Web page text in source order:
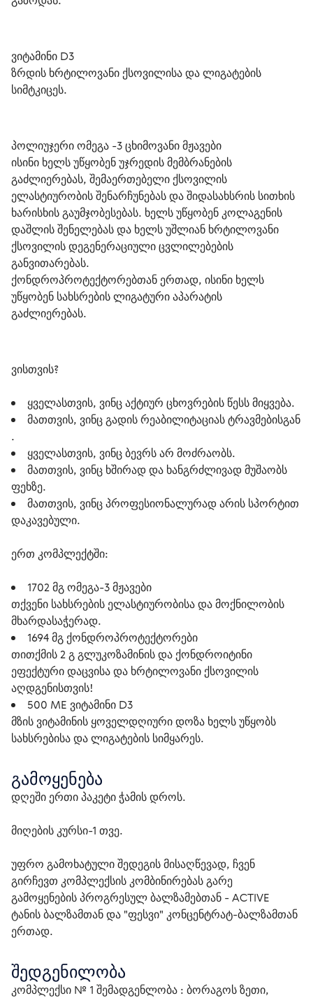
ვიტამინი D3
ზრდის ხრტილოვანი ქსოვილისა და ლიგატების
სიმტკიცეს.
პოლიუჯერი ომეგა -3 ცხიმოვანი მჟავები
ისინი ხელს უწყობენ უჯრედის მემბრანების
გაძლიერებას, შემაერთებელი ქსოვილის
ელასტიურობის შენარჩუნებას და შიდასახსრის სითხის
ხარისხის გაუმჯობესებას. ხელს უწყობენ კოლაგენის
დაშლის შენელებას და ხელს უშლიან ხრტილოვანი
ქსოვილის დეგენერაციული ცვლილებების
განვითარებას.
ქონდროპროტექტორებთან ერთად, ისინი ხელს
უწყობენ სახსრების ლიგატური აპარატის
გაძლიერებას.
ვისთვის?
ყველასთვის, ვინც აქტიურ ცხოვრების წესს მიყვება.
მათთვის, ვინც გადის რეაბილიტაციას ტრავმებისგან
.
ყველასთვის, ვინც ბევრს არ მოძრაობს.
მათთვის, ვინც ხშირად და ხანგრძლივად მუშაობს
ფეხზე.
მათთვის, ვინც პროფესიონალურად არის სპორტით
დაკავებული.
ერთ კომპლექტში:
1702 მგ ომეგა-3 მჟავები
თქვენი სახსრების ელასტიურობისა და მოქნილობის
მხარდასაჭერად.
1694 მგ ქონდროპროტექტორები
თითქმის 2 გ გლუკოზამინის და ქონდროიტინი
ეფექტური დაცვისა და ხრტილოვანი ქსოვილის
აღდგენისთვის!
500 ME ვიტამინი D3
მზის ვიტამინის ყოველდღიური დოზა ხელს უწყობს
სახსრებისა და ლიგატების სიმყარეს.
გამოყენება
დღეში ერთი პაკეტი ჭამის დროს.
მიღების კურსი-1 თვე.
უფრო გამოხატული შედეგის მისაღწევად, ჩვენ
გირჩევთ კომპლექსის კომბინირებას გარე
გამოყენების პროგრესულ ბალზამებთან - ACTIVE
ტანის ბალზამთან და "ფესვი" კონცენტრატ-ბალზამთან
ერთად.
შედგენილობა
კომპლექსი № 1 შემადგენლობა : ბორაგოს ზეთი,